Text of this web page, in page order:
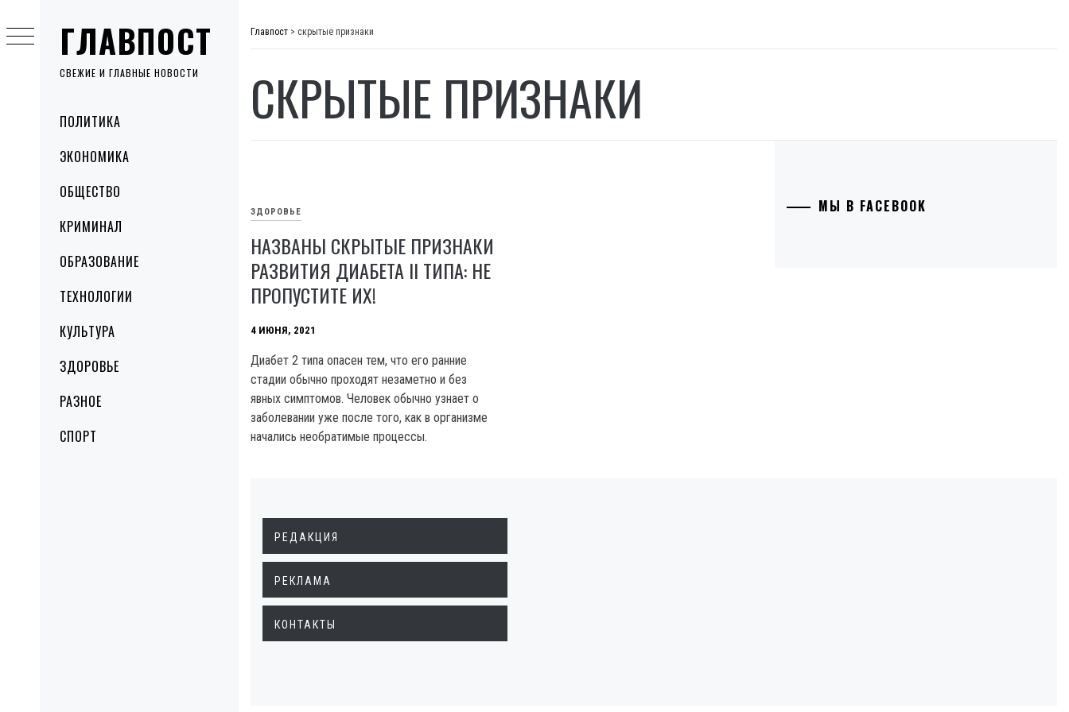
ГЛАВПОСТ
СВЕЖИЕ И ГЛАВНЫЕ НОВОСТИ
MenuПОЛИТИКА
ЭКОНОМИКА
ОБЩЕСТВО
КРИМИНАЛ
ОБРАЗОВАНИЕ
ТЕХНОЛОГИИ
КУЛЬТУРА
ЗДОРОВЬЕ
РАЗНОЕ
СПОРТ
to
content
Главпост > скрытые признаки
СКРЫТЫЕ ПРИЗНАКИ
ЗДОРОВЬЕ
НАЗВАНЫ СКРЫТЫЕ ПРИЗНАКИ
РАЗВИТИЯ ДИАБЕТА II ТИПА: НЕ
ПРОПУСТИТЕ ИХ!
4 ИЮНЯ, 2021
Диабет 2 типа опасен тем, что его ранние
стадии обычно проходят незаметно и без
явных симптомов. Человек обычно узнает о
заболевании уже после того, как в организме
начались необратимые процессы.
МЫ В FACEBOOK
РЕДАКЦИЯ
РЕКЛАМА
КОНТАКТЫ